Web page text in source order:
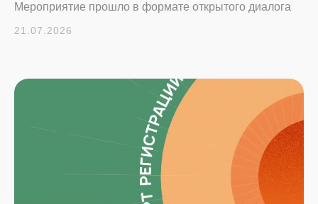
Мероприятие прошло в формате открытого диалога
21.07.2026